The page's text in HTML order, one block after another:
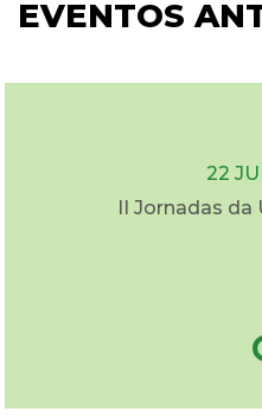
EVENTOS
22
II Jornadas da